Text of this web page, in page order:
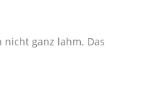
nicht ganz lahm. Das